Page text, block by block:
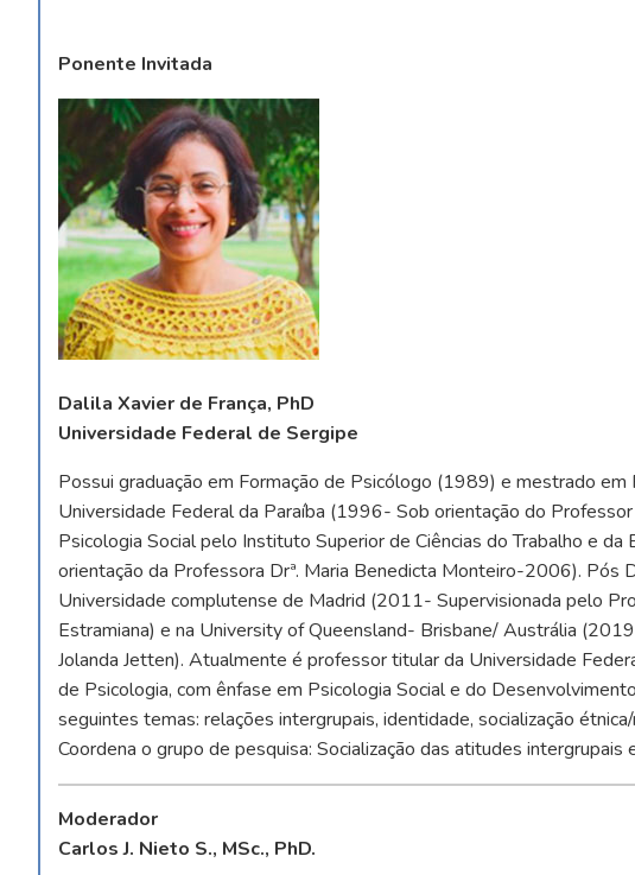
Ponente Invitada
Dalila Xavier de França, PhD
Universidade Federal de Sergipe
Possui graduação em Formação de Psicólogo (1989) e mestrado em
Universidade Federal da Paraíba (1996- Sob orientação do
Psicologia Social pelo Instituto Superior de Ciências do Trabalho e
orientação da Professora Drª. Maria Benedicta Monteiro-2006). Pós
Universidade complutense de Madrid (2011- Supervisionada pelo
Estramiana) e na University of Queensland- Brisbane/ Austrália
Jolanda Jetten). Atualmente é professor titular da Universidade
de Psicologia, com ênfase em Psicologia Social e do
seguintes temas: relações intergrupais, identidade, socialização
Coordena o grupo de pesquisa: Socialização das atitudes intergrupais
Moderador
Carlos J. Nieto S., MSc., PhD.